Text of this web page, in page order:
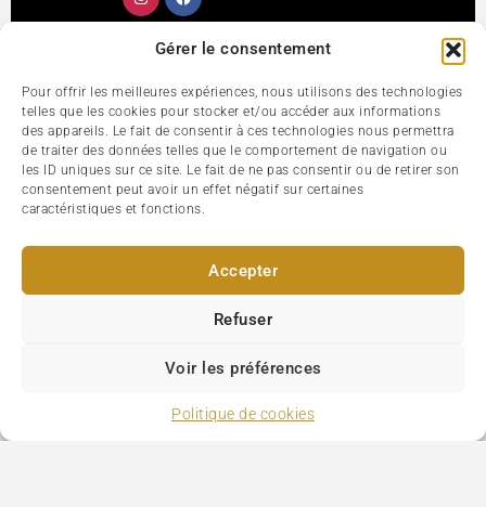
Gérer le consentement
Pour offrir les meilleures expériences, nous utilisons des technologies
telles que les cookies pour stocker et/ou accéder aux informations
des appareils. Le fait de consentir à ces technologies nous permettra
de traiter des données telles que le comportement de navigation ou
les ID uniques sur ce site. Le fait de ne pas consentir ou de retirer son
consentement peut avoir un effet négatif sur certaines
caractéristiques et fonctions.
Accepter
Refuser
Voir les préférences
Politique de cookies
Copyright Paris-tourism.com © 1996 - 2026 Tous droits
réservés.